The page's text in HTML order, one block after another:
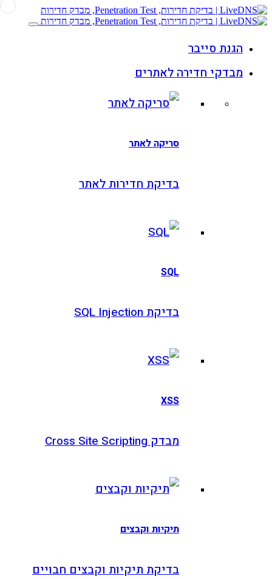
סייבר
חדירה לאתרים
סריקה לאתר
בדיקת חדירות לאתר
בדיקת SQL Injection
תיקיות וקבצים
בדיקת תיקיות וקבצים חבויים